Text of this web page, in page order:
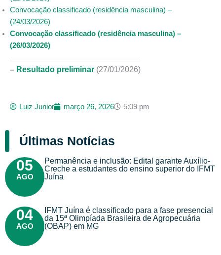
Convocação classificado (residência masculina) –
(24/03/2026)
Convocação classificado (residência masculina) –
(26/03/2026)
– Resultado preliminar (27/01/2026)
Luiz Junior março 26, 2026 5:09 pm
Últimas Notícias
05
AGO
Permanência e inclusão: Edital garante Auxílio-
Creche a estudantes do ensino superior do IFMT
Juína
04
AGO
IFMT Juína é classificado para a fase presencial
da 15ª Olimpíada Brasileira de Agropecuária
(OBAP) em MG